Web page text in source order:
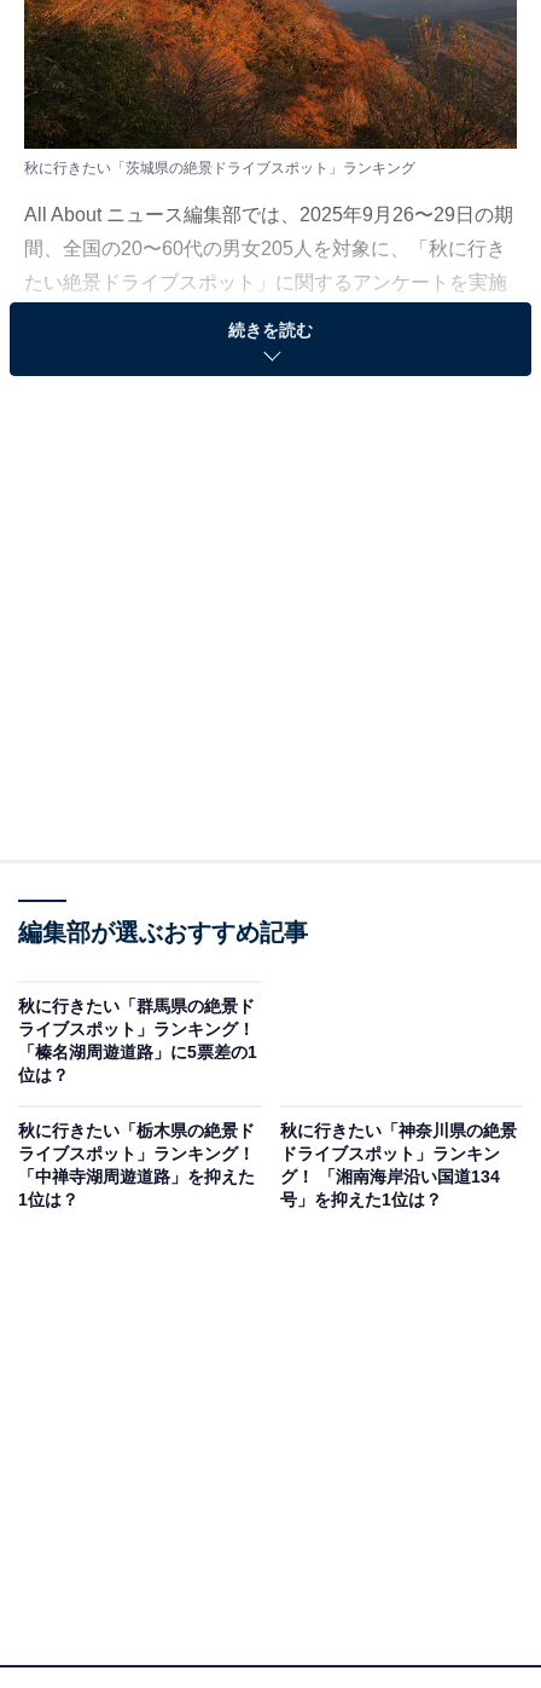
秋に行きたい「茨城県の絶景ドライブスポット」ランキング
All About ニュース編集部では、2025年9月26〜29日の期
間、全国の20〜60代の男女205人を対象に、「秋に行き
たい絶景ドライブスポット」に関するアンケートを実施
しました。今回はその中から、秋に行きたい「茨城県の
絶景ドライブスポット」ランキングの結果をご紹介しま
多彩な紅葉が楽しめます。期間限定でケーブルカーが夜
間に特別運行され、ケーブルカーの沿線上でライトアッ
回答者からは、「紅葉の中を包まれながらのドライブは
他では味わえない。筑波山神社近辺は秋は神秘的になり
「秋の紅葉と筑波山の山景色が一望できる定番絶景ルー
トです」（20代女性／東京都）、「筑波山のパワーを浴
びながら山のドライブを楽しみたい」（50代女性／福島
続きを読む
編集部が選ぶおすすめ記事
秋に行きたい「群馬県の絶景ド
ライブスポット」ランキング！
「榛名湖周遊道路」に5票差の1
位は？
秋に行きたい「栃木県の絶景ド
ライブスポット」ランキング！
「中禅寺湖周遊道路」を抑えた
1位は？
秋に行きたい「神奈川県の絶景
ドライブスポット」ランキン
グ！ 「湘南海岸沿い国道134
号」を抑えた1位は？